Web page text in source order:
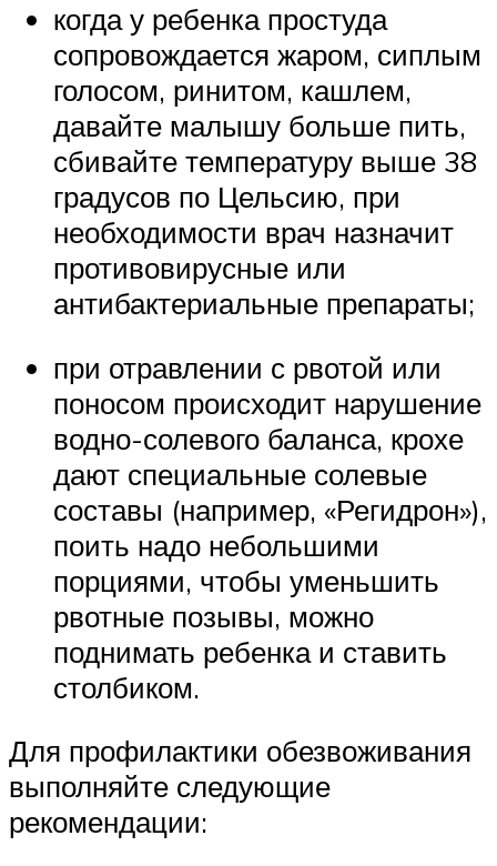
когда у ребенка простуда
сопровождается жаром, сиплым
голосом, ринитом, кашлем,
давайте малышу больше пить,
сбивайте температуру выше 38
градусов по Цельсию, при
необходимости врач назначит
противовирусные или
антибактериальные препараты;
при отравлении с рвотой или
поносом происходит нарушение
водно-солевого баланса, крохе
дают специальные солевые
составы (например, «Регидрон»),
поить надо небольшими
порциями, чтобы уменьшить
рвотные позывы, можно
поднимать ребенка и ставить
столбиком.
Для профилактики обезвоживания
выполняйте следующие
рекомендации: